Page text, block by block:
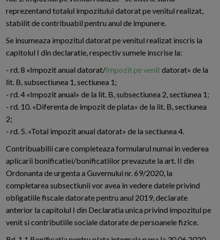
reprezentand totalul impozitului datorat pe venitul realizat,
stabilit de contribuabil pentru anul de impunere.
Se insumeaza impozitul datorat pe venitul realizat inscris la
capitolul I din declaratie, respectiv sumele inscrise la:
- rd. 8 «Impozit anual datorat/Impozit pe venitdatorat» de la
lit. B, subsectiunea 1, sectiunea 1;
- rd. 4 «Impozit anual» de la lit. B, subsectiunea 2, sectiunea 1;
- rd. 10. «Diferenta de impozit de plata» de la lit. B, sectiunea
2;
- rd. 5. «Total impozit anual datorat» de la sectiunea 4.
Contribuabilii care completeaza formularul numai in vederea
aplicarii bonificatiei/bonificatiilor prevazute la art. II din
Ordonanta de urgenta a Guvernului nr. 69/2020, la
completarea subsectiunii vor avea in vedere datele privind
obligatiile fiscale datorate pentru anul 2019, declarate
anterior la capitolul I din Declaratia unica privind impozitul pe
venit si contributiile sociale datorate de persoanele fizice.